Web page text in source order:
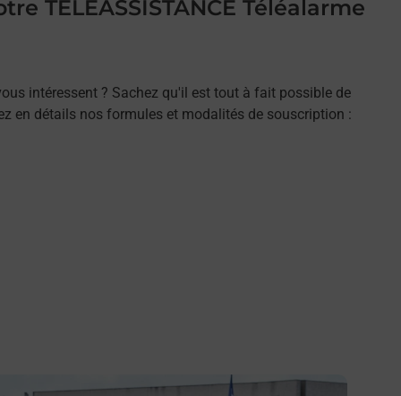
TELEASSISTANCE Téléalarme
intéressent ? Sachez qu'il est tout à fait possible de
en détails nos formules et modalités de souscription :